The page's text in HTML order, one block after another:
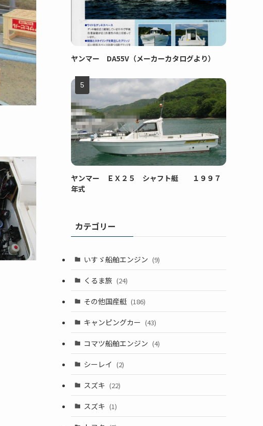
ヤンマー DA55V（メーカーカタログより）
ヤンマー ＥＸ２５ シャフト艇 １９９７
年式
カテゴリー
いすゞ船舶エンジン (9)
くるま旅 (24)
その他国産艇 (186)
キャンピングカー (43)
コマツ船舶エンジン (4)
シーレイ (2)
スズキ (22)
スズキ (1)